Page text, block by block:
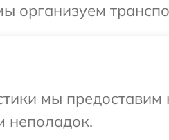
организуем
мы
неполадок.